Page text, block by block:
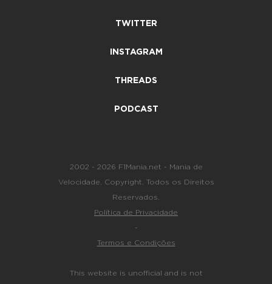
TWITTER
INSTAGRAM
THREADS
PODCAST
2002 - 2026 F1Mania.net - Mania de
Velocidade. Copyright. Todos os Direitos
Reservados.
Política de Privacidade
-
Termos e Condições
This website is unofficial and is not